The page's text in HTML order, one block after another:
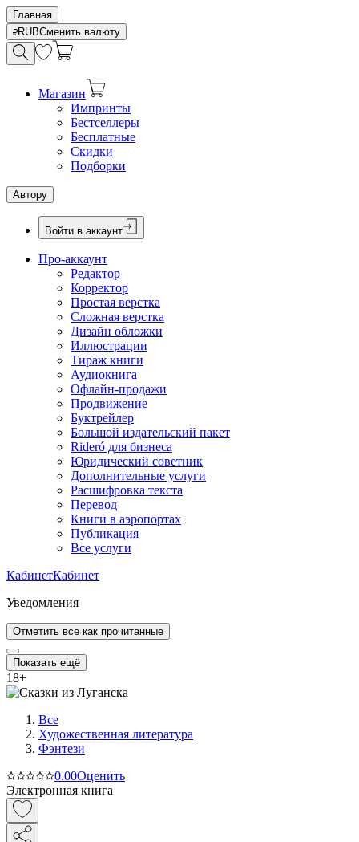
Главная
RUBСменить валюту
Магазин
Импринты
Бестселлеры
Бесплатные
Скидки
Подборки
Автору
Войти в аккаунт
Про-аккаунт
Редактор
Корректор
Простая верстка
Сложная верстка
Дизайн обложки
Иллюстрации
Тираж книги
Аудиокнига
Офлайн-продажи
Продвижение
Буктрейлер
Большой издательский пакет
Rideró для бизнеса
Юридический советник
Дополнительные услуги
Расшифровка текста
Перевод
Книги в аэропортах
Публикация
Все услуги
КабинетКабинет
Уведомления
Отметить все как прочитанные
Показать ещё
18+
Все
Художественная литература
Фэнтези
0.00Оценить
Электронная книга